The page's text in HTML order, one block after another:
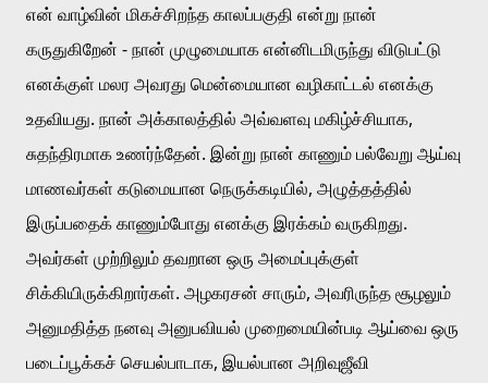
என் வாழ்வின் மிகச்சிறந்த காலப்பகுதி என்று நான்
கருதுகிறேன் - நான் முழுமையாக என்னிடமிருந்து விடுபட்டு
எனக்குள் மலர அவரது மென்மையான வழிகாட்டல் எனக்கு
உதவியது. நான் அக்காலத்தில் அவ்வளவு மகிழ்ச்சியாக,
சுதந்திரமாக உணர்ந்தேன். இன்று நான் காணும் பல்வேறு ஆய்வு
மாணவர்கள் கடுமையான நெருக்கடியில், அழுத்தத்தில்
இருப்பதைக் காணும்போது எனக்கு இரக்கம் வருகிறது.
அவர்கள் முற்றிலும் தவறான ஒரு அமைப்புக்குள்
சிக்கியிருக்கிறார்கள். அழகரசன் சாரும், அவரிருந்த சூழலும்
அனுமதித்த நனவு அனுபவியல் முறைமையின்படி ஆய்வை ஒரு
படைப்பூக்கச் செயல்பாடாக, இயல்பான அறிவுஜீவி